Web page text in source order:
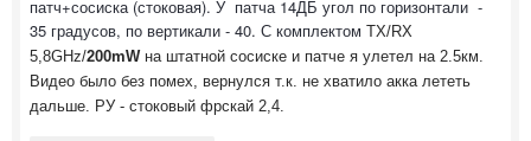
патч+сосиска (стоковая). У патча 14ДБ угол по горизонтали -
35 градусов, по вертикали - 40. С комплектом TX/RX
5,8GHz/200mW на штатной сосиске и патче я улетел на 2.5км.
Видео было без помех, вернулся т.к. не хватило акка лететь
дальше. РУ - стоковый фрскай 2,4.